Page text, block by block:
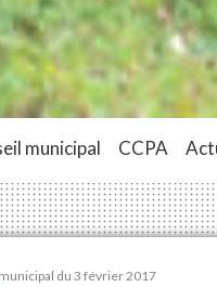
municipal CCPA
du 3 février 2017